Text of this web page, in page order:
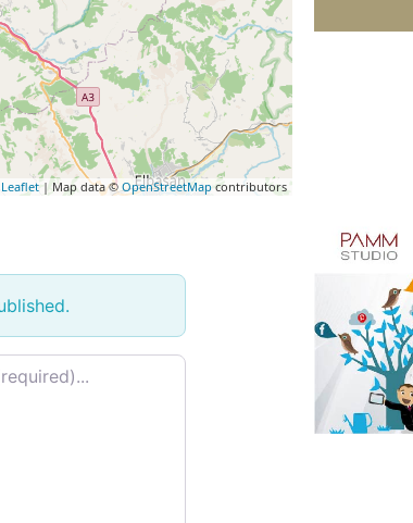
Leaflet | Map data © OpenStreetMap contributors